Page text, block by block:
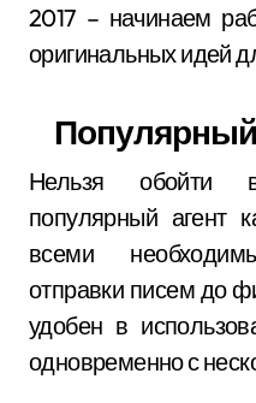
2017 – начинаем
оригинальных идей
Нельзя обойти
популярный агент
всеми
отправки писем до
удобен в
одновременно с